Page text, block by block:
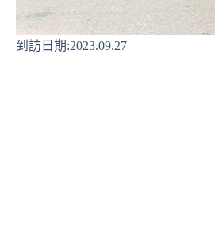
到訪日期:2023.09.27